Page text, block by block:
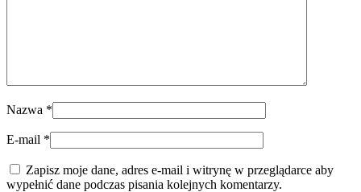
Nazwa *
E-mail *
Zapisz moje dane, adres e-mail i witrynę w przeglądarce aby
wypełnić dane podczas pisania kolejnych komentarzy.